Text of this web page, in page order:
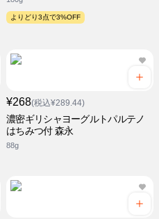
よりどり3点で3%OFF
¥268(税込¥289.44)
濃密ギリシャヨーグルトパルテノ
はちみつ付 森永
88g